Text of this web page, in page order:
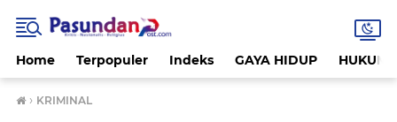
Home Terpopuler Indeks GAYA HIDUP HUKUM
› KRIMINAL